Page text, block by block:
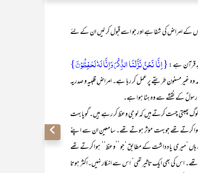
امراض کی شفا ہے اور جو اسے قبول کر لیں ان کے لئے
قرآن ہے :{ اِنَّا نَحْنُ نَزَّلْنَا الذِّکْرَ وَاِنَّا لَہٗ لَحٰفِظُوْنَ}
طریقے پر عمل کر رہا ہے۔ امراضِ قلبیہ و صدریہ
رسولؐ کے نقشے سے وہ ہٹا ہوا ہے۔
چست کرتے ہیں کہ لو جی وعظ کر رہے ہیں۔ گویا بہت
کرتے تھے جو بہت مؤثر ہوتے تھے۔ سامعین ان سے اپنے
‘میری یادداشت کے مطابق ‘جو ’’وعظ‘‘ ہوا کرتے تھے
تھے۔ اس کی بھی ایک تاثیر تھی‘ اس سے انکار نہیں۔اکثر ہوتا